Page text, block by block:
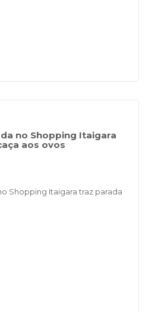
no Shopping Itaigara
aos ovos
Shopping Itaigara traz parada